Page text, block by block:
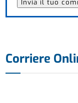
Corriere